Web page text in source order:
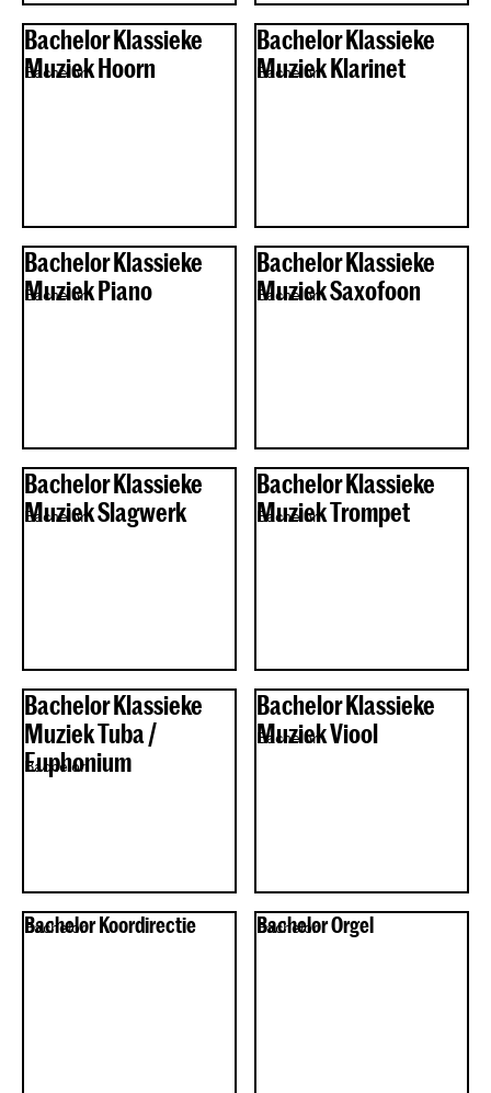
Bachelor Klassieke
Muziek Hoorn
Bachelor
Bachelor Klassieke
Muziek Klarinet
Bachelor
Bachelor Klassieke
Muziek Piano
Bachelor
Bachelor Klassieke
Muziek Saxofoon
Bachelor
Bachelor Klassieke
Muziek Slagwerk
Bachelor
Bachelor Klassieke
Muziek Trompet
Bachelor
Bachelor Klassieke
Muziek Tuba /
Euphonium
Bachelor
Bachelor Klassieke
Muziek Viool
Bachelor
Bachelor Koordirectie
Bachelor Bachelor Orgel
Bachelor